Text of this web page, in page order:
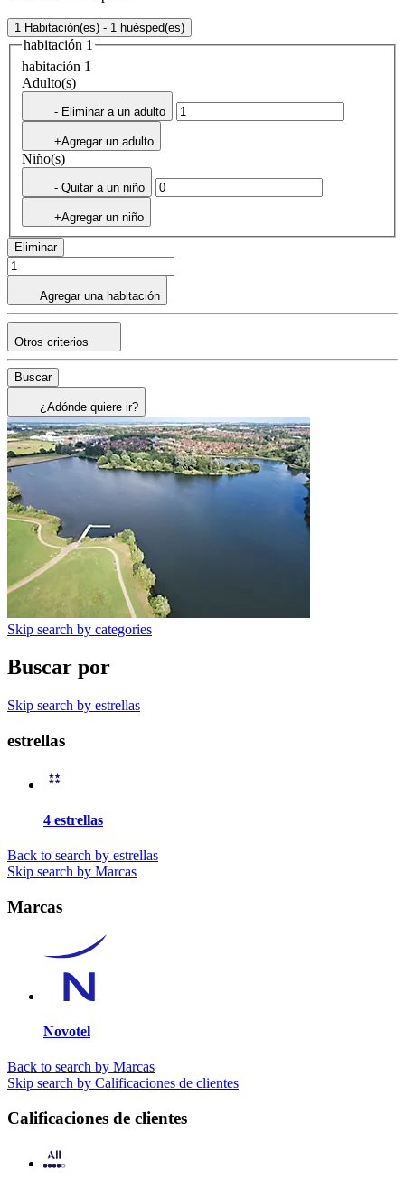
1 Habitación(es) - 1 huésped(es)
habitación 1
habitación 1
Adulto(s)
- Eliminar a un adulto
+Agregar un adulto
Niño(s)
- Quitar a un niño
+Agregar un niño
Eliminar
Agregar una habitación
Otros criterios
Buscar
¿Adónde quiere ir?
Skip search by categories
Buscar por
Skip search by estrellas
estrellas
4 estrellas
Back to search by estrellas
Skip search by Marcas
Marcas
Novotel
Back to search by Marcas
Skip search by Calificaciones de clientes
Calificaciones de clientes